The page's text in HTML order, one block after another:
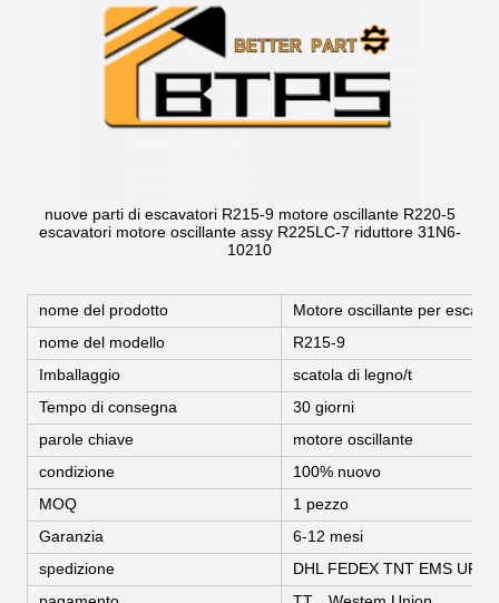
nuove parti di escavatori R215-9 motore oscillante R220-5
escavatori motore oscillante assy R225LC-7 riduttore 31N6-
10210
nome del prodotto
Motore oscillante per
nome del modello
R215-9
Imballaggio
scatola di legno/t
Tempo di consegna
30 giorni
parole chiave
motore oscillante
condizione
100% nuovo
MOQ
1 pezzo
Garanzia
6-12 mesi
spedizione
DHL FEDEX TNT EMS UPS